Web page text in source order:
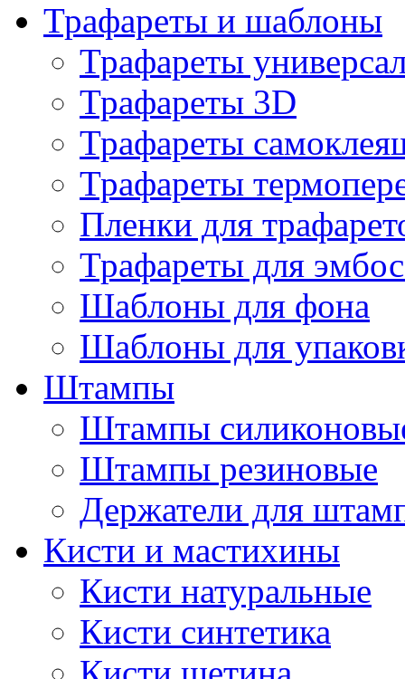
Трафареты и шаблоны
Трафареты
Трафареты 3D
Трафареты
Трафареты
Пленки для
Трафареты для
Шаблоны для фона
Шаблоны для
Штампы
Штампы
Штампы резиновые
Держатели для
Кисти и мастихины
Кисти натуральные
Кисти синтетика